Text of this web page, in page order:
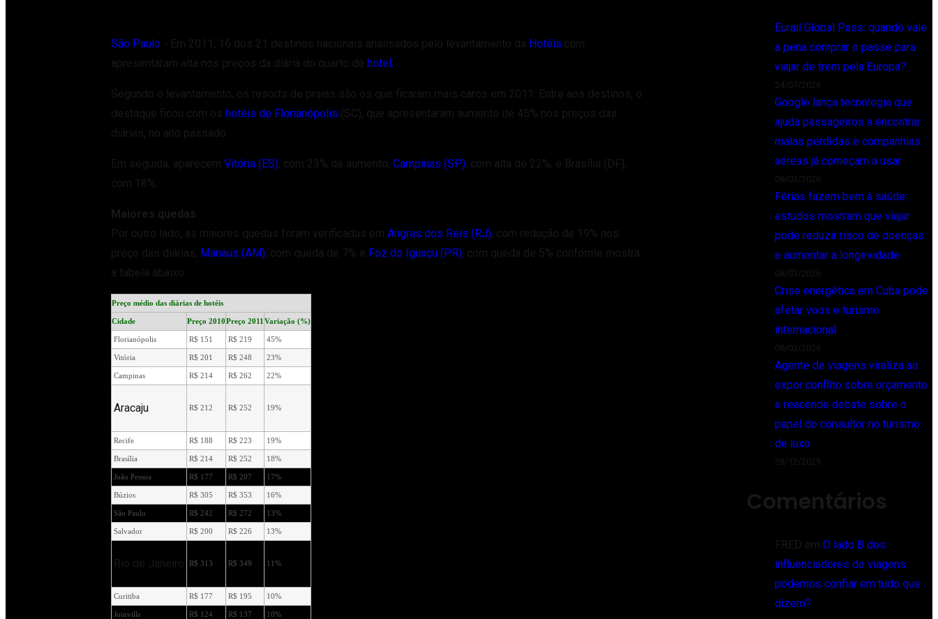
São Paulo - Em 2011, 16 dos 21 destinos nacionais analisados pelo levantamento da Hotéis .com
apresentaram alta nos preços da diária do quarto dehotel.
Segundo o levantamento, os resorts de praias são os que ficaram mais caros em 2011. Entre aos destinos, o
destaque ficou com os hotéis de Florianópolis (SC), que apresentaram aumento de 45% nos preços das
diárias, no ano passado.
Em seguida, aparecemVitória (ES), com 23% de aumento,Campinas (SP), com alta de 22%, e Brasília (DF),
com 18%.
Maiores quedas
Por outro lado, as maiores quedas foram verificadas em Angras dos Reis (RJ), com redução de 19% nos
preço das diárias, Manaus (AM), com queda de 7% e Foz do Iguaçu (PR), com queda de 5% conforme mostra
a tabela abaixo:
Preço médio das diárias de hotéis
Cidade Preço 2010Preço 2011 Variação (%)
Florianópolis R$ 151 R$ 219 45%
Vitória R$ 201 R$ 248 23%
Campinas R$ 214 R$ 262 22%
Aracaju R$ 212 R$ 252 19%
Recife R$ 188 R$ 223 19%
Brasília R$ 214 R$ 252 18%
João Pessoa R$ 177 R$ 207 17%
Búzios R$ 305 R$ 353 16%
São Paulo R$ 242 R$ 272 13%
Salvador R$ 200 R$ 226 13%
Rio de Janeiro R$ 313 R$ 349 11%
Curitiba R$ 177 R$ 195 10%
Joinville R$ 124 R$ 137 10%
Eurail Global Pass: quando vale
a pena comprar o passe para
viajar de trem pela Europa?
24/07/2026
Google lança tecnologia que
ajuda passageiros a encontrar
malas perdidas e companhias
aéreas já começam a usar
09/03/2026
Férias fazem bem à saúde:
estudos mostram que viajar
pode reduzir risco de doenças
e aumentar a longevidade
08/03/2026
Crise energética em Cuba pode
afetar voos e turismo
internacional
09/02/2026
Agente de viagens viraliza ao
expor conflito sobre orçamento
e reacende debate sobre o
papel do consultor no turismo
de luxo
28/12/2025
Comentários
FRED emO lado B dos
influenciadores de viagens:
podemos confiar em tudo que
dizem?